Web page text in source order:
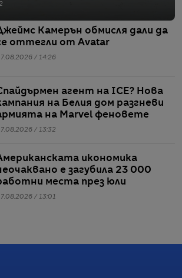
Камерън обмисля дали да
оттегли от Avatar
/ 14:26
агент на ICE? Нова
на Белия дом разгневи
на Marvel феновете
/ 13:32
икономика
е загубила 23 000
места през юли
/ 13:01